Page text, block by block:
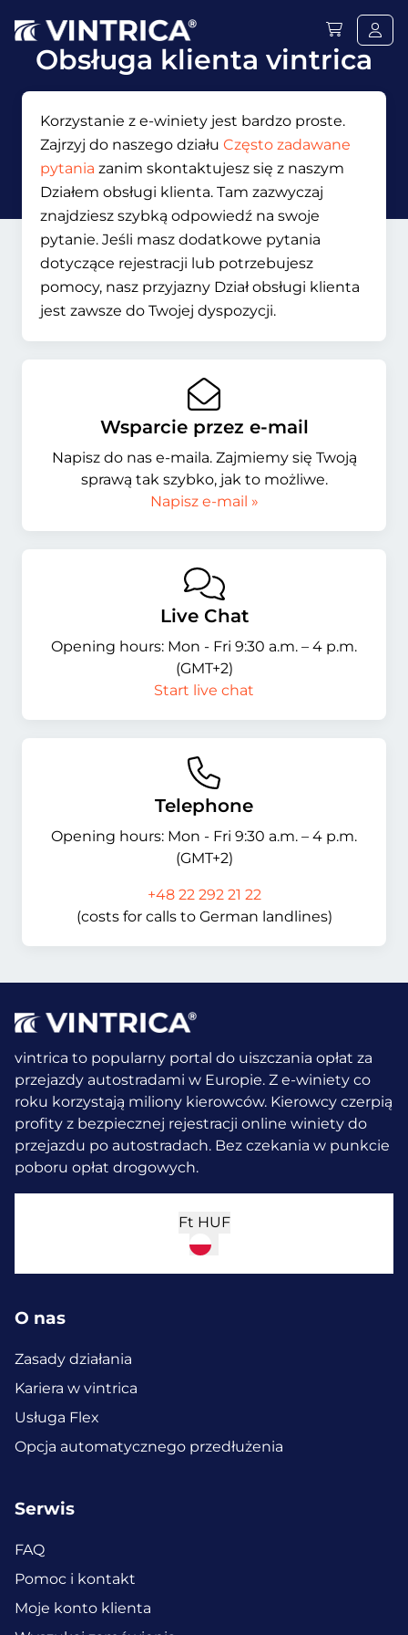
Obsługa klienta vintrica
Korzystanie z e-winiety jest bardzo proste.
Zajrzyj do naszego działu Często zadawane
pytania zanim skontaktujesz się z naszym
Działem obsługi klienta. Tam zazwyczaj
znajdziesz szybką odpowiedź na swoje
pytanie. Jeśli masz dodatkowe pytania
dotyczące rejestracji lub potrzebujesz
pomocy, nasz przyjazny Dział obsługi klienta
jest zawsze do Twojej dyspozycji.
Wsparcie przez e-mail
Napisz do nas e-maila. Zajmiemy się Twoją
sprawą tak szybko, jak to możliwe.
Napisz e-mail »
Live Chat
Opening hours: Mon - Fri 9:30 a.m. – 4 p.m.
(GMT+2)
Start live chat
Telephone
Opening hours: Mon - Fri 9:30 a.m. – 4 p.m.
(GMT+2)
+48 22 292 21 22
(costs for calls to German landlines)
vintrica to popularny portal do uiszczania opłat za
przejazdy autostradami w Europie. Z e-winiety co
roku korzystają miliony kierowców. Kierowcy czerpią
profity z bezpiecznej rejestracji online winiety do
przejazdu po autostradach. Bez czekania w punkcie
poboru opłat drogowych.
Ft HUF
O nas
Zasady działania
Kariera w vintrica
Usługa Flex
Opcja automatycznego przedłużenia
Serwis
FAQ
Pomoc i kontakt
Moje konto klienta